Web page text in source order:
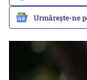
Urmărește-ne